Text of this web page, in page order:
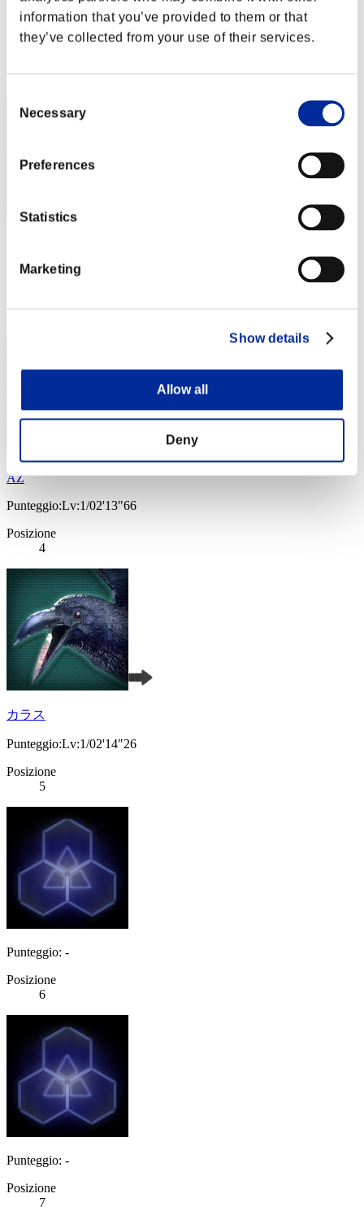
information that you’ve provided to them or that
they’ve collected from your use of their services.
Selection
Necessary
Preferences
Statistics
Marketing
Show details
Allow all
Deny
Ｂｒｉａｎ
Punteggio:Lv:1/02'06"33
2
Punteggio:Lv:1/02'09"39
3
AZ
Punteggio:Lv:1/02'13"66
Posizione
4
カラス
Punteggio:Lv:1/02'14"26
Posizione
5
Punteggio: -
Posizione
6
Punteggio: -
Posizione
7